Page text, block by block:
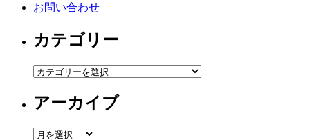
お問い合わせ
カテゴリー
カ
ゴ
ー
アーカイブ
ア